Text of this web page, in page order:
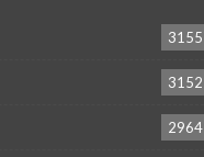
3155
3152
2964